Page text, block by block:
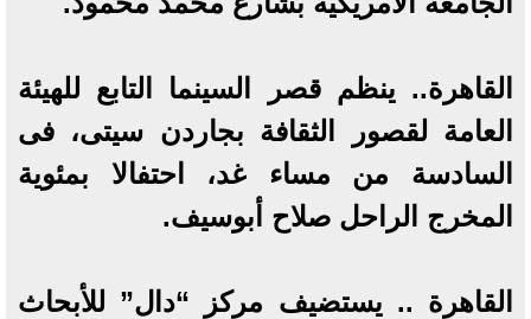
القاهرة.. ينظم قصر السينما التابع للهيئة
العامة لقصور الثقافة بجاردن سيتى، فى
السادسة من مساء غد، احتفالا بمئوية
المخرج الراحل صلاح أبوسيف.
القاهرة .. يستضيف مركز “دال” للأبحاث